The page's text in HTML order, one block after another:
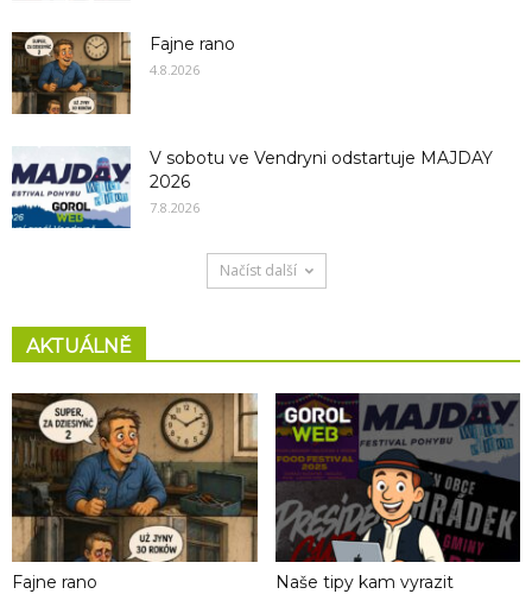
Fajne rano
4.8.2026
V sobotu ve Vendryni odstartuje MAJDAY
2026
7.8.2026
Načíst další
AKTUÁLNĚ
Fajne rano Naše tipy kam vyrazit